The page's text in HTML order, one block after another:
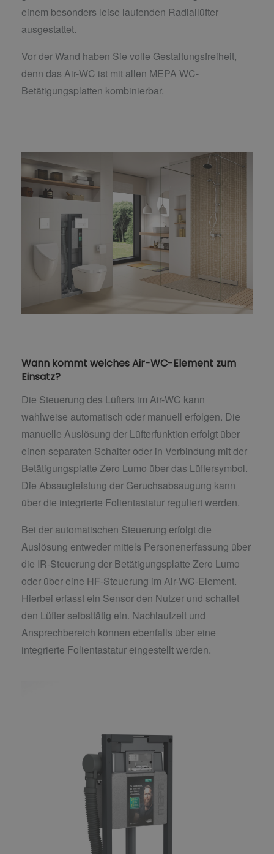
einem besonders leise laufenden Radiallüfter
ausgestattet.
Vor der Wand haben Sie volle Gestaltungsfreiheit,
denn das Air-WC ist mit allen MEPA WC-
Betätigungsplatten kombinierbar.
Wann kommt welches Air-WC-Element zum
Einsatz?
Die Steuerung des Lüfters im Air-WC kann
wahlweise automatisch oder manuell erfolgen. Die
manuelle Auslösung der Lüfterfunktion erfolgt über
einen separaten Schalter oder in Verbindung mit der
Betätigungsplatte Zero Lumo über das Lüftersymbol.
Die Absaugleistung der Geruchsabsaugung kann
über die integrierte Folientastatur reguliert werden.
Bei der automatischen Steuerung erfolgt die
Auslösung entweder mittels Personenerfassung über
die IR-Steuerung der Betätigungsplatte Zero Lumo
oder über eine HF-Steuerung im Air-WC-Element.
Hierbei erfasst ein Sensor den Nutzer und schaltet
den Lüfter selbsttätig ein. Nachlaufzeit und
Ansprechbereich können ebenfalls über eine
integrierte Folientastatur eingestellt werden.